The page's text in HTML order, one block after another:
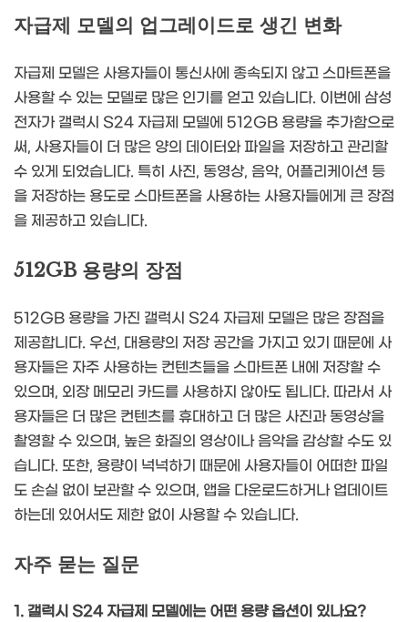
자급제 모델의 업그레이드로 생긴 변화
자급제 모델은 사용자들이 통신사에 종속되지 않고 스마트폰을
사용할 수 있는 모델로 많은 인기를 얻고 있습니다. 이번에 삼성
전자가 갤럭시 S24 자급제 모델에 512GB 용량을 추가함으로
써, 사용자들이 더 많은 양의 데이터와 파일을 저장하고 관리할
수 있게 되었습니다. 특히 사진, 동영상, 음악, 어플리케이션 등
을 저장하는 용도로 스마트폰을 사용하는 사용자들에게 큰 장점
을 제공하고 있습니다.
512GB 용량의 장점
512GB 용량을 가진 갤럭시 S24 자급제 모델은 많은 장점을
제공합니다. 우선, 대용량의 저장 공간을 가지고 있기 때문에 사
용자들은 자주 사용하는 컨텐츠들을 스마트폰 내에 저장할 수
있으며, 외장 메모리 카드를 사용하지 않아도 됩니다. 따라서 사
용자들은 더 많은 컨텐츠를 휴대하고 더 많은 사진과 동영상을
촬영할 수 있으며, 높은 화질의 영상이나 음악을 감상할 수도 있
습니다. 또한, 용량이 넉넉하기 때문에 사용자들이 어떠한 파일
도 손실 없이 보관할 수 있으며, 앱을 다운로드하거나 업데이트
하는데 있어서도 제한 없이 사용할 수 있습니다.
자주 묻는 질문
1. 갤럭시 S24 자급제 모델에는 어떤 용량 옵션이 있나요?